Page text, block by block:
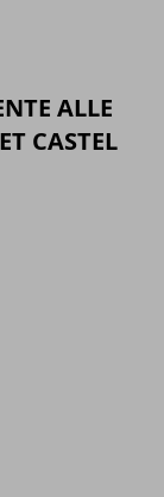
ALLE
CASTEL